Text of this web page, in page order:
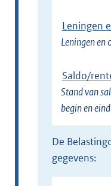
Leningen
Leningen en
Saldo/
Stand van
begin en
de Belastingdienst ontvangt deze
gegevens: